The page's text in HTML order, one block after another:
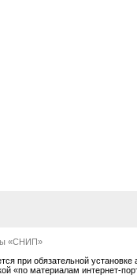
«СНИП»
при обязательной установке
«по материалам интернет-